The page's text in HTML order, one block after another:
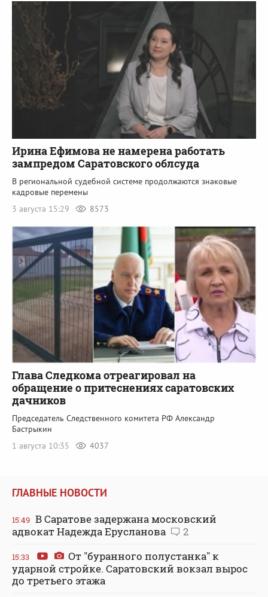
Ирина Ефимова не намерена работать
зампредом Саратовского облсуда
В региональной судебной системе продолжаются знаковые
кадровые перемены
3 августа 15:29
8573
Глава Следкома отреагировал на
обращение о притеснениях саратовских
дачников
Председатель Следственного комитета РФ Александр
Бастрыкин
1 августа 10:35
4037
ГЛАВНЫЕ НОВОСТИ
15:49 В Саратове задержана московский
адвокат Надежда Ерусланова
2
15:33
От "буранного полустанка" к
ударной стройке. Саратовский вокзал вырос
до третьего этажа